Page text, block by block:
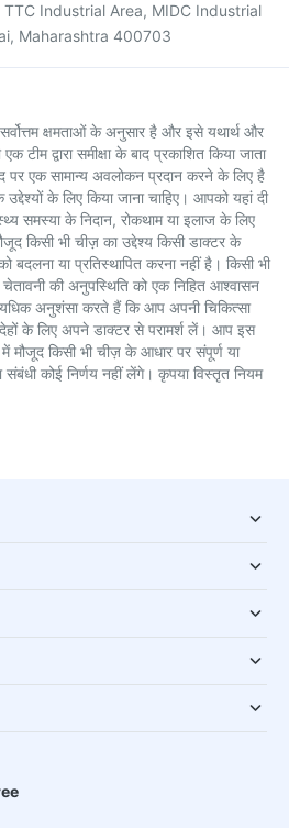
Industrial Area, MIDC Industrial
Maharashtra 400703
सर्वोत्तम क्षमताओं के अनुसार है और इसे यथार्थ और
टीम द्वारा समीक्षा के बाद प्रकाशित किया जाता
पर एक सामान्य अवलोकन प्रदान करने के लिए है
के लिए किया जाना चाहिए। आपको यहां दी
समस्या के निदान, रोकथाम या इलाज के लिए
किसी भी चीज़ का उद्देश्य किसी डाक्टर के
बदलना या प्रतिस्थापित करना नहीं है। किसी भी
चेतावनी की अनुपस्थिति को एक निहित आश्वासन
अनुशंसा करते हैं कि आप अपनी चिकित्सा
के लिए अपने डाक्टर से परामर्श लें। आप इस
किसी भी चीज़ के आधार पर संपूर्ण या
कोई निर्णय नहीं लेंगे। कृपया विस्तृत नियम